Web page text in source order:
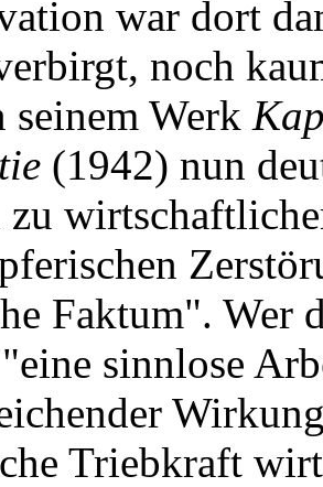
war dort
noch
seinem Werk
(1942) nun
zu
Faktum". Wer
sinnlose
Triebkraft